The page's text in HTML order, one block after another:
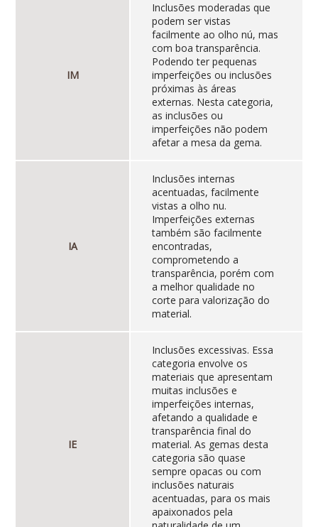
IM
Inclusões moderadas que
podem ser vistas
facilmente ao olho nú, mas
com boa transparência.
Podendo ter pequenas
imperfeições ou inclusões
próximas às áreas
externas. Nesta categoria,
as inclusões ou
imperfeições não podem
afetar a mesa da gema.
IA
Inclusões internas
acentuadas, facilmente
vistas a olho nu.
Imperfeições externas
também são facilmente
encontradas,
comprometendo a
transparência, porém com
a melhor qualidade no
corte para valorização do
material.
IE
Inclusões excessivas. Essa
categoria envolve os
materiais que apresentam
muitas inclusões e
imperfeições internas,
afetando a qualidade e
transparência final do
material. As gemas desta
categoria são quase
sempre opacas ou com
inclusões naturais
acentuadas, para os mais
apaixonados pela